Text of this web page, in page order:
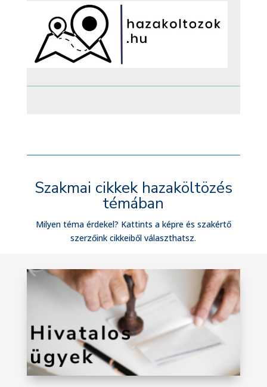
Szakmai cikkek hazaköltözés
témában
Milyen téma érdekel? Kattints a képre és szakértő
szerzőink cikkeiből választhatsz.